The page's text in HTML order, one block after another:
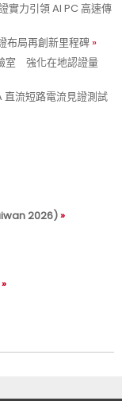
實力引領 AI PC 高速傳
局再創新里程碑
室 強化在地認證量
流短路電流見證測試
2026)